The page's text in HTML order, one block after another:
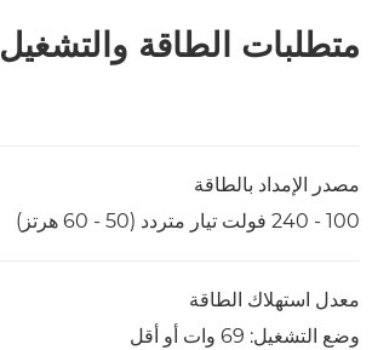
متطلبات الطاقة والتشغيل
مصدر الإمداد بالطاقة
100 - 240 فولت تيار متردد (50 - 60 هرتز)
معدل استهلاك الطاقة
وضع التشغيل: 69 وات أو أقل